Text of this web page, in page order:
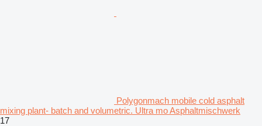
Polygonmach mobile cold asphalt
mixing plant- batch and volumetric. Ultra mo Asphaltmischwerk
17